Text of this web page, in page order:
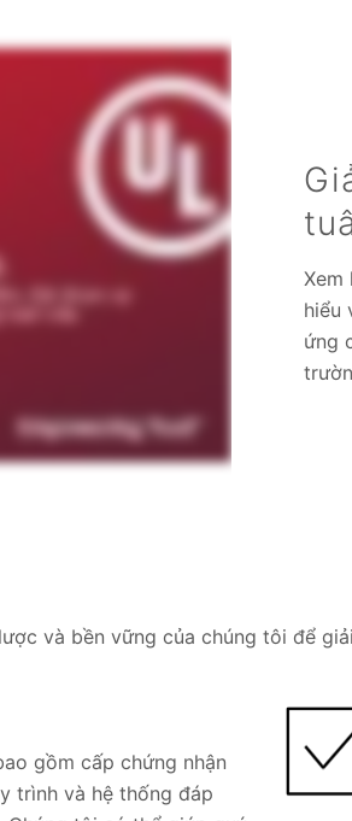
Xem
hiểu
ứng
và bền vững của chúng tôi để
gồm cấp chứng nhận
trình và hệ thống đáp